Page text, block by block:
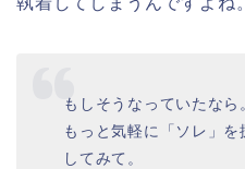
もしそうなっていたなら
もっと気軽に「ソレ」
してみて。